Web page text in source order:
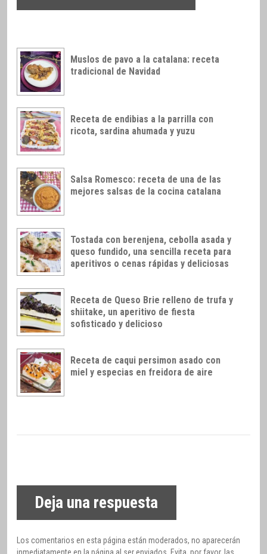
Muslos de pavo a la catalana: receta
tradicional de Navidad
Receta de endibias a la parrilla con
ricota, sardina ahumada y yuzu
Salsa Romesco: receta de una de las
mejores salsas de la cocina catalana
Tostada con berenjena, cebolla asada y
queso fundido, una sencilla receta para
aperitivos o cenas rápidas y deliciosas
Receta de Queso Brie relleno de trufa y
shiitake, un aperitivo de fiesta
sofisticado y delicioso
Receta de caqui persimon asado con
miel y especias en freidora de aire
Deja una respuesta
Los comentarios en esta página están moderados, no aparecerán